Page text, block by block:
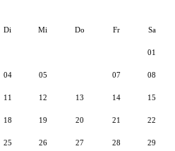
Di Mi Do Fr Sa
01
04 05 07 08
11 12 13 14 15
18 19 20 21 22
25 26 27 28 29